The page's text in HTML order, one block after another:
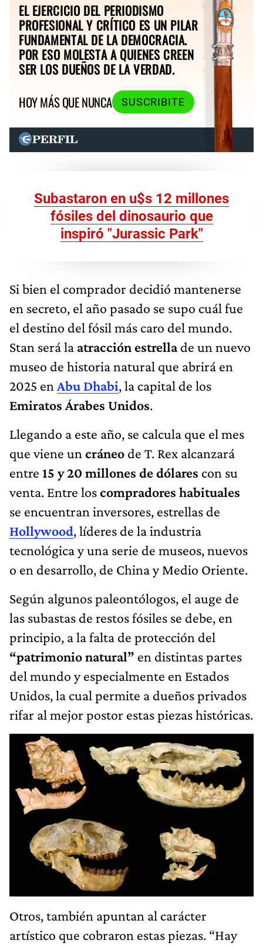
EL EJERCICIO DEL PERIODISMO
PROFESIONAL Y CRÍTICO ES UN PILAR
FUNDAMENTAL DE LA DEMOCRACIA.
POR ESO MOLESTA A QUIENES CREEN
SER LOS DUEÑOS DE LA VERDAD.
HOY MÁS QUE NUNCA
SUSCRIBITE
Subastaron en u$s 12 millones
fósiles del dinosaurio que
inspiró "Jurassic Park"
Si bien el comprador decidió mantenerse
en secreto, el año pasado se supo cuál fue
el destino del fósil más caro del mundo.
Stan será la atracción estrellade un nuevo
museo de historia natural que abrirá en
2025 en Abu Dhabi, la capital de los
Emiratos Árabes Unidos.
Llegando a este año, se calcula que el mes
que viene un cráneo de T. Rex alcanzará
entre 15 y 20 millones de dólares con su
venta. Entre loscompradores habituales
se encuentran inversores, estrellas de
Hollywood, líderes de la industria
tecnológica y una serie de museos, nuevos
o en desarrollo, de China y Medio Oriente.
Según algunos paleontólogos, el auge de
las subastas de restos fósiles se debe, en
principio, a la falta de protección del
“patrimonio natural” en distintas partes
del mundo y especialmente en Estados
Unidos, la cual permite a dueños privados
rifar al mejor postor estas piezas históricas.
Otros, también apuntan al carácter
artístico que cobraron estas piezas. “Hay